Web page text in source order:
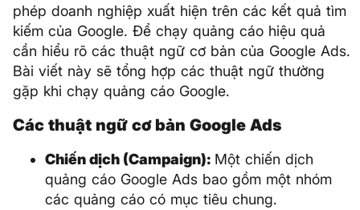
phép doanh nghiệp xuất hiện trên các kết quả tìm
kiếm của Google. Để chạy quảng cáo hiệu quả
cần hiểu rõ các thuật ngữ cơ bản của Google Ads.
Bài viết này sẽ tổng hợp các thuật ngữ thường
gặp khi chạy quảng cáo Google.
Các thuật ngữ cơ bản Google Ads
Chiến dịch (Campaign): Một chiến dịch
quảng cáo Google Ads bao gồm một nhóm
các quảng cáo có mục tiêu chung.